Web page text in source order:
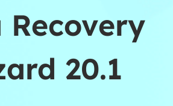
Recovery
20.1